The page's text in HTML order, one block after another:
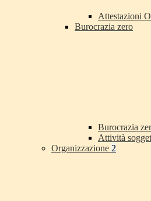
Attestazioni
Burocrazia zero
Burocrazia
Attività
Organizzazione 2